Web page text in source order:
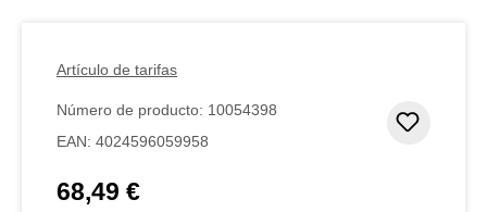
Artículo de tarifas
Número de producto: 10054398
EAN: 4024596059958
Precio normal:
68,49 €